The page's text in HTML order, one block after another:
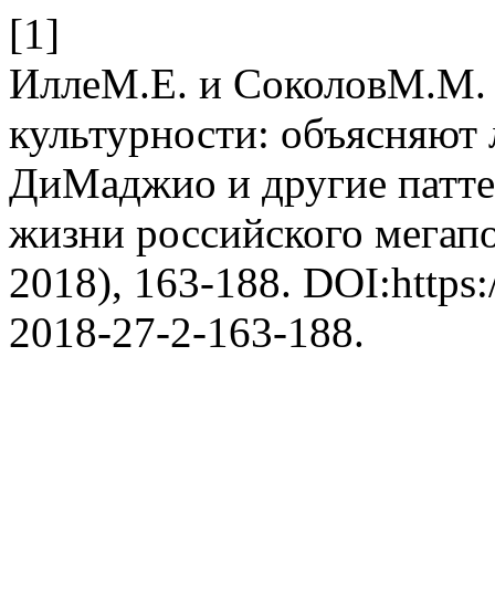
[1]
ИллеМ.Е. и СоколовМ.М.
культурности:
ДиМаджио и другие
жизни российского
2018), 163-188.
2018-27-2-163-188.